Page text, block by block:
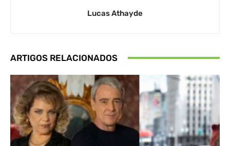
Lucas Athayde
ARTIGOS RELACIONADOS